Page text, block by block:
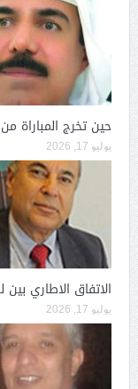
حين تخرج المباراة
يوليو 17, 2026
الاتفاق الاطاري بين
يوليو 17, 2026